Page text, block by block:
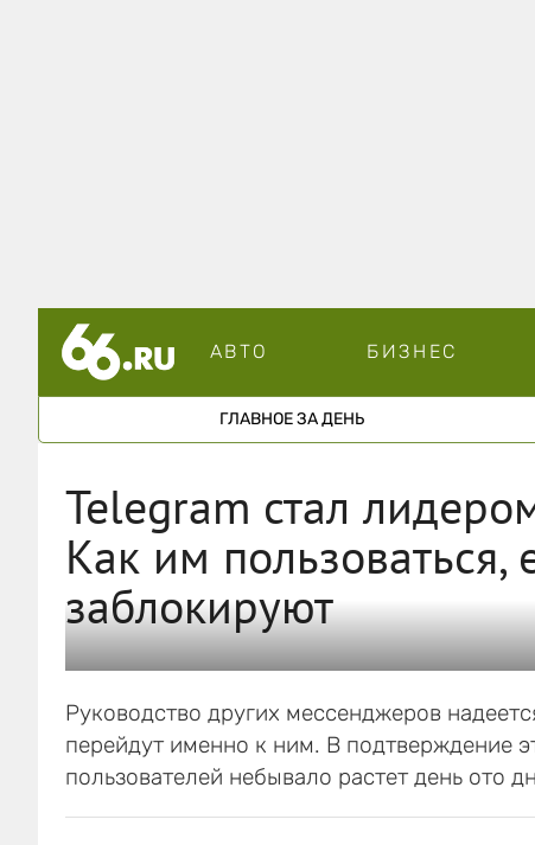
АВТО БИЗНЕС
ГЛАВНОЕ ЗА ДЕНЬ
Telegram стал
Как им пользоваться,
заблокируют
Руководство других мессенджеров
перейдут именно к ним. В подтверждение
пользователей небывало растет день ото